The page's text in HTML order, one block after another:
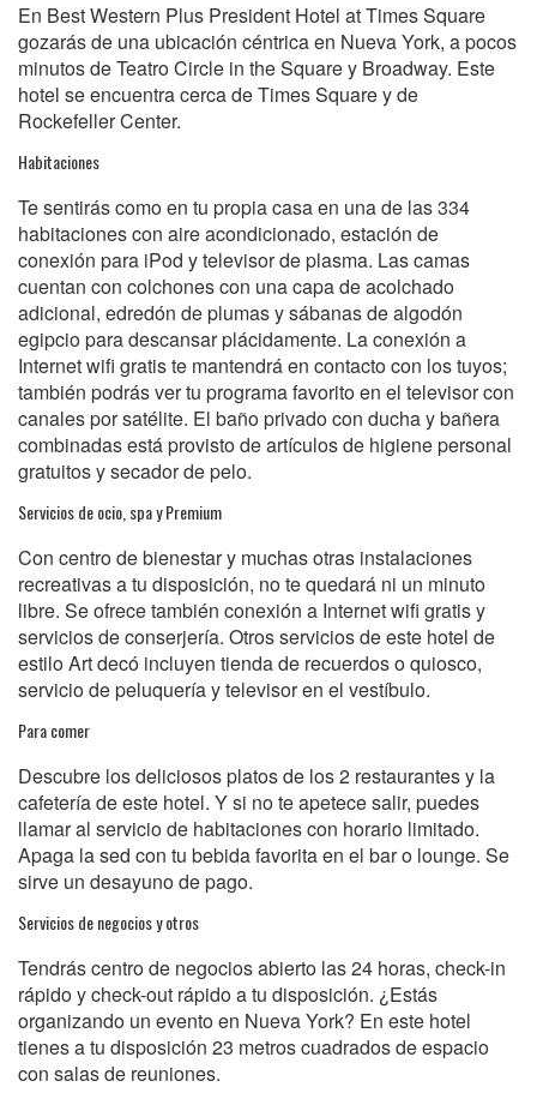
En Best Western Plus President Hotel at Times Square
gozarás de una ubicación céntrica en Nueva York, a pocos
minutos de Teatro Circle in the Square y Broadway. Este
hotel se encuentra cerca de Times Square y de
Rockefeller Center.
Habitaciones
Te sentirás como en tu propia casa en una de las 334
habitaciones con aire acondicionado, estación de
conexión para iPod y televisor de plasma. Las camas
cuentan con colchones con una capa de acolchado
adicional, edredón de plumas y sábanas de algodón
egipcio para descansar plácidamente. La conexión a
Internet wifi gratis te mantendrá en contacto con los tuyos;
también podrás ver tu programa favorito en el televisor con
canales por satélite. El baño privado con ducha y bañera
combinadas está provisto de artículos de higiene personal
gratuitos y secador de pelo.
Servicios de ocio, spa y Premium
Con centro de bienestar y muchas otras instalaciones
recreativas a tu disposición, no te quedará ni un minuto
libre. Se ofrece también conexión a Internet wifi gratis y
servicios de conserjería. Otros servicios de este hotel de
estilo Art decó incluyen tienda de recuerdos o quiosco,
servicio de peluquería y televisor en el vestíbulo.
Para comer
Descubre los deliciosos platos de los 2 restaurantes y la
cafetería de este hotel. Y si no te apetece salir, puedes
llamar al servicio de habitaciones con horario limitado.
Apaga la sed con tu bebida favorita en el bar o lounge. Se
sirve un desayuno de pago.
Servicios de negocios y otros
Tendrás centro de negocios abierto las 24 horas, check-in
rápido y check-out rápido a tu disposición. ¿Estás
organizando un evento en Nueva York? En este hotel
tienes a tu disposición 23 metros cuadrados de espacio
con salas de reuniones.